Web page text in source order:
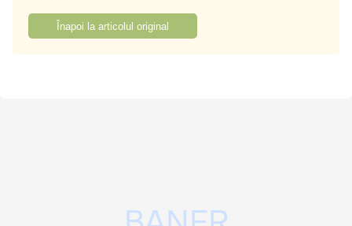
Înapoi la articolul original